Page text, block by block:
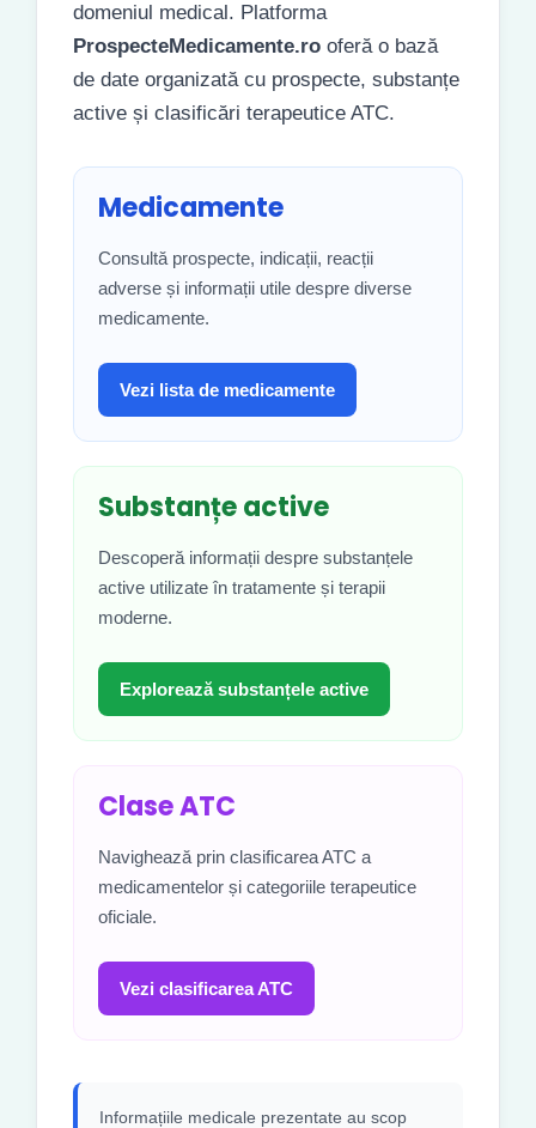
domeniul medical. Platforma
ProspecteMedicamente.ro oferă o bază
de date organizată cu prospecte, substanțe
active și clasificări terapeutice ATC.
Medicamente
Consultă prospecte, indicații, reacții
adverse și informații utile despre diverse
medicamente.
Vezi lista de medicamente
Substanțe active
Descoperă informații despre substanțele
active utilizate în tratamente și terapii
moderne.
Explorează substanțele active
Clase ATC
Navighează prin clasificarea ATC a
medicamentelor și categoriile terapeutice
oficiale.
Vezi clasificarea ATC
Informațiile medicale prezentate au scop